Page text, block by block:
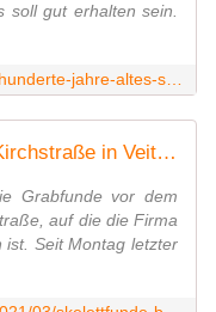
soll gut erhalten sein.
Skelettfunde beim Ausbau der Kirchstraße in Veitshöchheim sorgen für Aufsehen - Veitshöchheim News
Grabfunde vor dem
auf die die Firma
ist. Seit Montag letzter